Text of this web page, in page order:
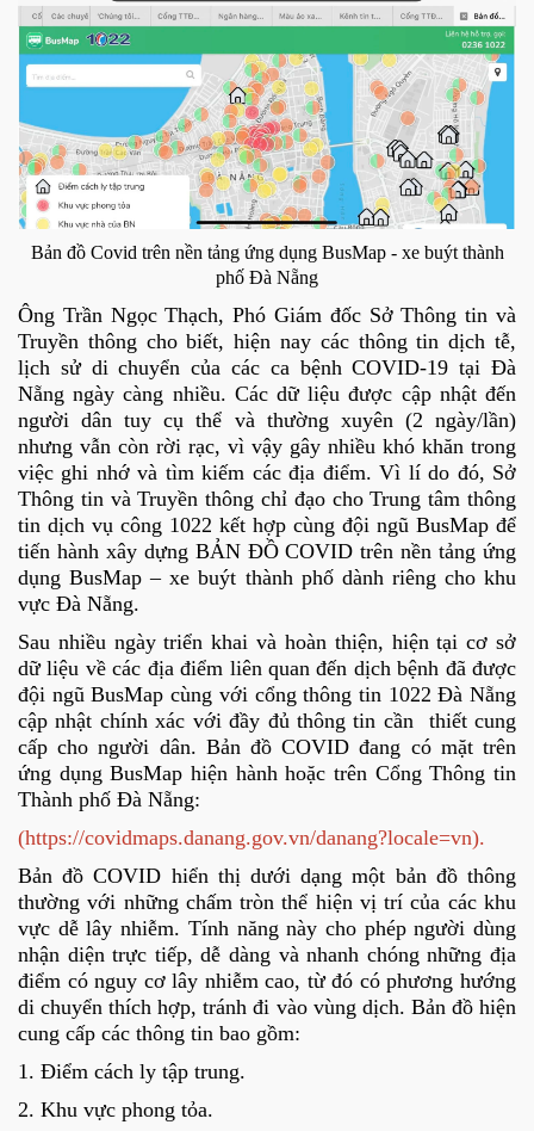
Bản đồ Covid trên nền tảng ứng dụng BusMap - xe buýt thành
phố Đà Nẵng
Ông Trần Ngọc Thạch, Phó Giám đốc Sở Thông tin và
Truyền thông cho biết, hiện nay các thông tin dịch tễ,
lịch sử di chuyển của các ca bệnh COVID-19 tại Đà
Nẵng ngày càng nhiều. Các dữ liệu được cập nhật đến
người dân tuy cụ thể và thường xuyên (2 ngày/lần)
nhưng vẫn còn rời rạc, vì vậy gây nhiều khó khăn trong
việc ghi nhớ và tìm kiếm các địa điểm. Vì lí do đó, Sở
Thông tin và Truyền thông chỉ đạo cho Trung tâm thông
tin dịch vụ công 1022 kết hợp cùng đội ngũ BusMap để
tiến hành xây dựng BẢN ĐỒ COVID trên nền tảng ứng
dụng BusMap – xe buýt thành phố dành riêng cho khu
vực Đà Nẵng.
Sau nhiều ngày triển khai và hoàn thiện, hiện tại cơ sở
dữ liệu về các địa điểm liên quan đến dịch bệnh đã được
đội ngũ BusMap cùng với cổng thông tin 1022 Đà Nẵng
cập nhật chính xác với đầy đủ thông tin cần thiết cung
cấp cho người dân. Bản đồ COVID đang có mặt trên
ứng dụng BusMap hiện hành hoặc trên Cổng Thông tin
Thành phố Đà Nẵng:
(https://covidmaps.danang.gov.vn/danang?locale=vn).
Bản đồ COVID hiển thị dưới dạng một bản đồ thông
thường với những chấm tròn thể hiện vị trí của các khu
vực dễ lây nhiễm. Tính năng này cho phép người dùng
nhận diện trực tiếp, dễ dàng và nhanh chóng những địa
điểm có nguy cơ lây nhiễm cao, từ đó có phương hướng
di chuyển thích hợp, tránh đi vào vùng dịch. Bản đồ hiện
cung cấp các thông tin bao gồm:
1. Điểm cách ly tập trung.
2. Khu vực phong tỏa.